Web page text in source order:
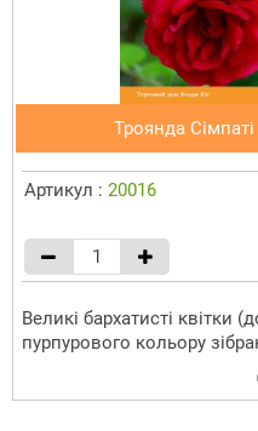
Троянда
Артикул : 20016
Великі бархатисті квітки
пурпурового кольору